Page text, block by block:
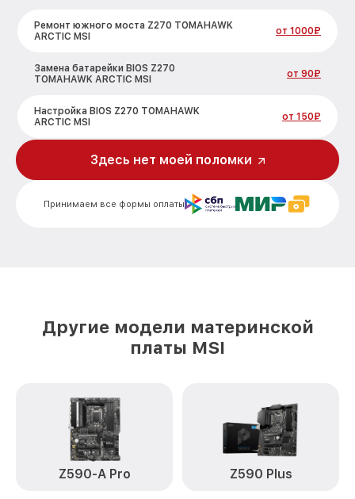
Ремонт южного моста Z270 TOMAHAWK
ARCTIC MSI
от 1000₽
Замена батарейки BIOS Z270
TOMAHAWK ARCTIC MSI
от 90₽
Настройка BIOS Z270 TOMAHAWK
ARCTIC MSI
от 150₽
Принимаем все формы оплаты
Здесь нет моей поломки
Другие модели материнской
платы MSI
Z590-A Pro Z590 Plus